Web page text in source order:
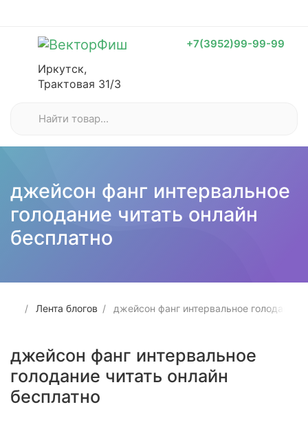
+7(3952)99-99-99
Иркутск,
Трактовая 31/3
джейсон фанг интервальное
голодание читать онлайн
бесплатно
Лента блогов джейсон фанг интервальное голодание
джейсон фанг интервальное
голодание читать онлайн
бесплатно